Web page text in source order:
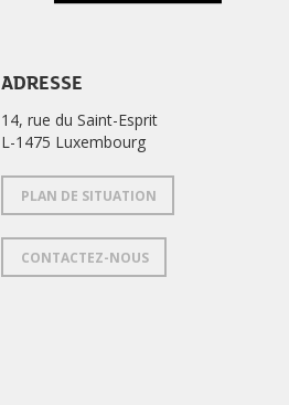
ADRESSE
14, rue du Saint-Esprit
L-1475 Luxembourg
PLAN DE SITUATION
CONTACTEZ-NOUS